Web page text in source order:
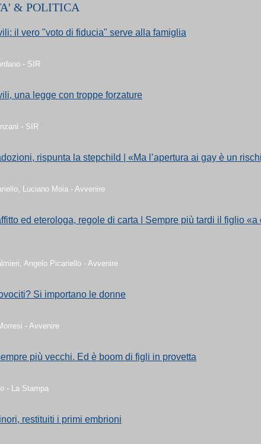
& POLITICA
il vero "voto di fiducia" serve alla famiglia
- SIR
una legge con troppe forzature
- SIR
rispunta la stepchild | «Ma l’apertura ai gay è un
Luciano Moia - Avvenire
ed eterologa, regole di carta | Sempre più tardi il figlio «a
Angelo Picariello - Avvenire
Si importano le donne
- Avvenire
più vecchi. Ed è boom di figli in provetta
- La Stampa
restituiti i primi embrioni